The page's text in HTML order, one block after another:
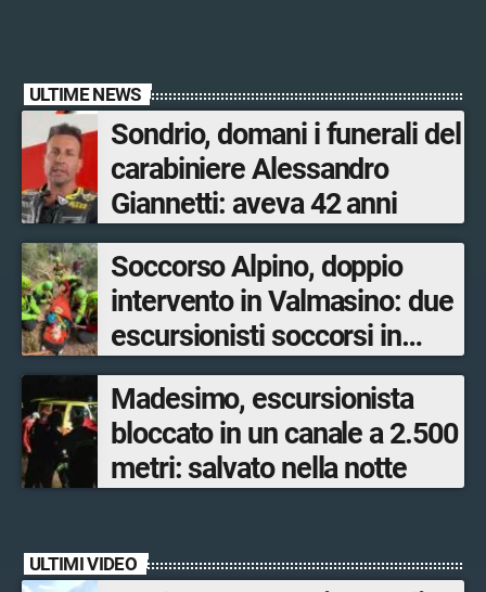
ULTIME NEWS
Sondrio, domani i funerali del
carabiniere Alessandro
Giannetti: aveva 42 anni
Soccorso Alpino, doppio
intervento in Valmasino: due
escursionisti soccorsi in
poche ore
Madesimo, escursionista
bloccato in un canale a 2.500
metri: salvato nella notte
ULTIMI VIDEO